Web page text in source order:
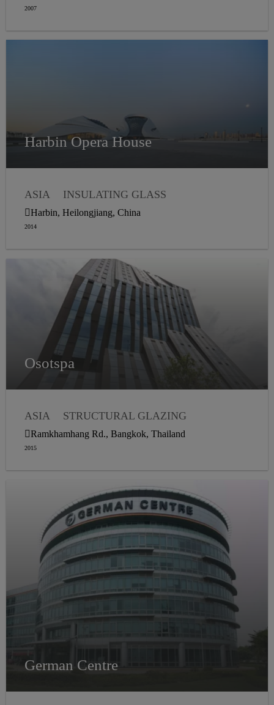
2007
Harbin Opera House
ASIA
INSULATING GLASS
WEATHER SEALING
STRUCTURAL GLAZING
Harbin, Heilongjiang, China
2014
Osotspa
ASIA
STRUCTURAL GLAZING
WEATHER SEALING
Ramkhamhang Rd., Bangkok, Thailand
2015
German Centre